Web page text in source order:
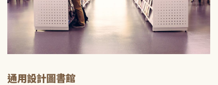
通用設計圖書館